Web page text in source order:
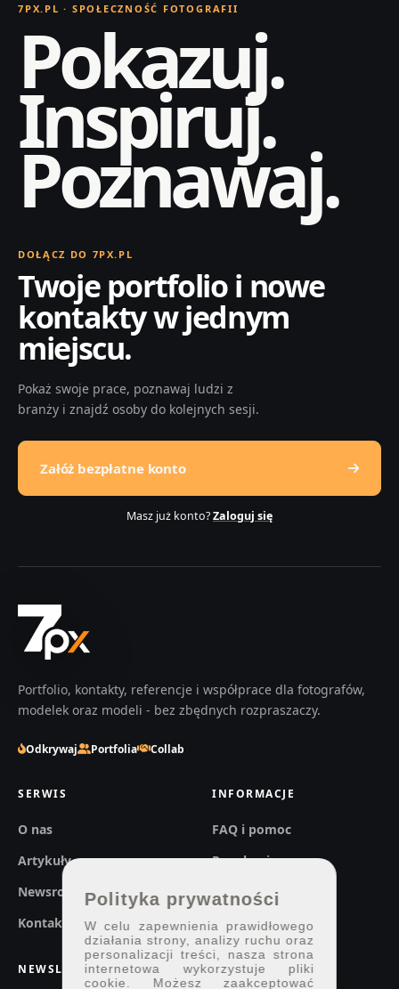
7PX.PL · SPOŁECZNOŚĆ FOTOGRAFII
Pokazuj.
Inspiruj.
Poznawaj.
DOŁĄCZ DO 7PX.PL
Twoje portfolio i nowe
kontakty w jednym
miejscu.
Pokaż swoje prace, poznawaj ludzi z
branży i znajdź osoby do kolejnych sesji.
Załóż bezpłatne konto
Masz już konto?Zaloguj się
Portfolio, kontakty, referencje i współprace dla fotografów,
modelek oraz modeli - bez zbędnych rozpraszaczy.
Odkrywaj Portfolia Collab
SERWIS
O nas
Artykuły
Newsroom
Kontakt
INFORMACJE
FAQ i pomoc
Regulaminy
Prywatność
NEWSLETTER
Polityka prywatności
W celu zapewnienia prawidłowego
działania strony, analizy ruchu oraz
personalizacji treści, nasza strona
internetowa wykorzystuje pliki
cookie. Możesz zaakceptować